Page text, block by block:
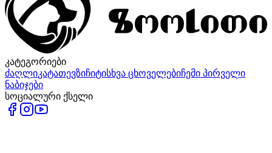
კატეგორიები
ძაღლიკატათევზიჩიტისხვა ცხოველებიჩემი პირველი
ნაბიჯები
სოციალური ქსელი